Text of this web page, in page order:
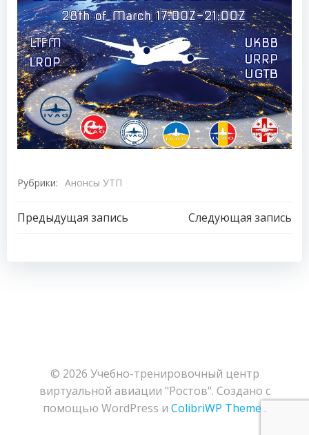
Рубрики: Анонсы УТП
Навигация
записям
Предыдущая запись
Навигация
записям
Следующая запись
© 2026 Учебно-тренировочный центр
виртуальной авиации "Ростов". Создано с
помощью WordPress и ColibriWP Theme .